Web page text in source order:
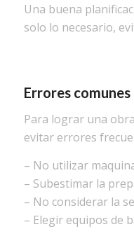
Una buena
solo lo necesario,
Errores
Para lograr una
evitar errores
– No utilizar
– Subestimar la
– No considerar la
– Elegir equipos de